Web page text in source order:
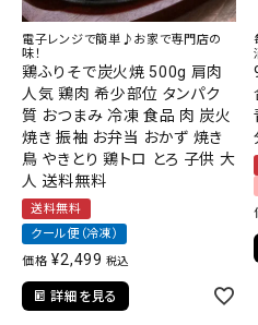
電子レンジで簡単♪お家で専門店の
味！
鶏ふりそで炭火焼 500g 肩肉
人気 鶏肉 希少部位 タンパク
質 おつまみ 冷凍 食品 肉 炭火
焼き 振袖 お弁当 おかず 焼き
鳥 やきとり 鶏トロ とろ 子供 大
人 送料無料
送料無料
クール便（冷凍）
価格 ¥2,499 税込
詳細を見る